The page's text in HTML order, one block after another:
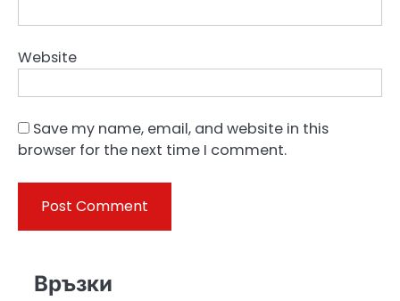
Website
Save my name, email, and website in this
browser for the next time I comment.
Връзки